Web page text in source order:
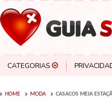
CATEGORIAS
HOME MODA CASACOS MEIA